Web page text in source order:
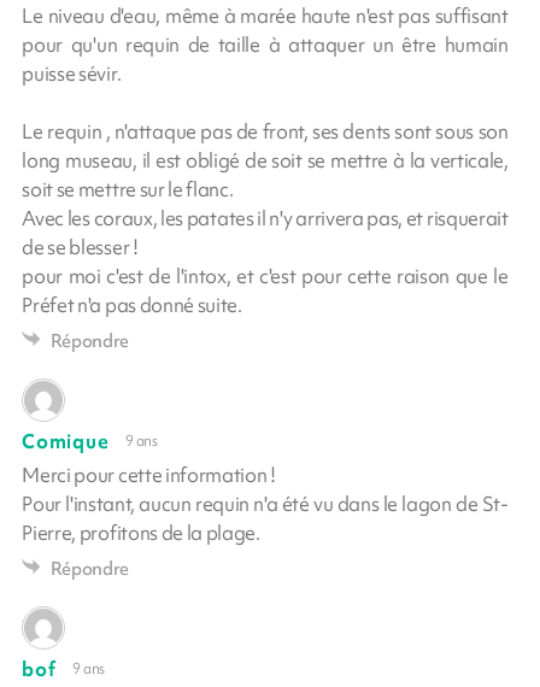
Le niveau d'eau, même à marée haute n'est pas suffisant
pour qu'un requin de taille à attaquer un être humain
puisse sévir.
Le requin , n'attaque pas de front, ses dents sont sous son
long museau, il est obligé de soit se mettre à la verticale,
soit se mettre sur le flanc.
Avec les coraux, les patates il n'y arrivera pas, et risquerait
de se blesser !
pour moi c'est de l'intox, et c'est pour cette raison que le
Préfet n'a pas donné suite.
Répondre
Comique 9 ans
Merci pour cette information !
Pour l'instant, aucun requin n'a été vu dans le lagon de St-
Pierre, profitons de la plage.
Répondre
bof 9 ans